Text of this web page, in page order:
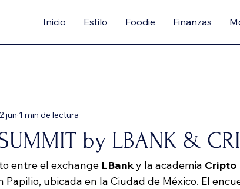
Inicio Estilo Foodie Finanzas
SUMMIT by LBANK &
jun 1 min de lectura
entre el exchange LBank y la academia Cripto
Papilio, ubicada en la Ciudad de México. El